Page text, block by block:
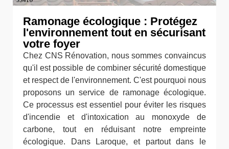
Ramonage écologique : Protégez
l'environnement tout en sécurisant
votre foyer
Chez CNS Rénovation, nous sommes convaincus
qu'il est possible de combiner sécurité domestique
et respect de l'environnement. C'est pourquoi nous
proposons un service de ramonage écologique.
Ce processus est essentiel pour éviter les risques
d'incendie et d'intoxication au monoxyde de
carbone, tout en réduisant notre empreinte
écologique. Dans Laroque, et partout dans le